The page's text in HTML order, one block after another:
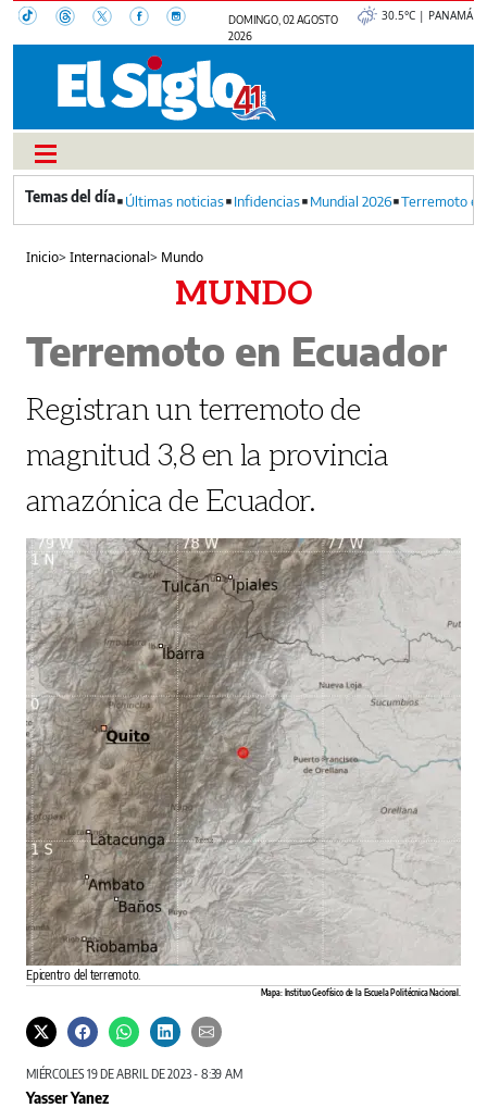
DOMINGO, 02 AGOSTO
2026
30.5°C | PANAMÁ
Últimas noticias Infidencias Mundial 2026 Terremoto
Inicio>Internacional> Mundo
MUNDO
Terremoto en Ecuador
Registran un terremoto de
magnitud 3,8 en la provincia
amazónica de Ecuador.
Epicentro del terremoto.
Mapa: Instituo Geofísico de la Escuela Politécnica Nacional.
MIÉRCOLES 19 DE ABRIL DE 2023 - 8:39 AM
Yasser Yanez